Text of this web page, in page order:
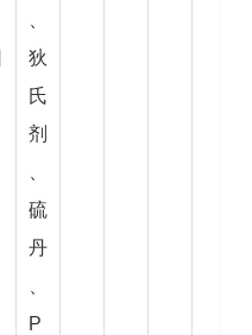
狄
氏
剂
硫
丹
P